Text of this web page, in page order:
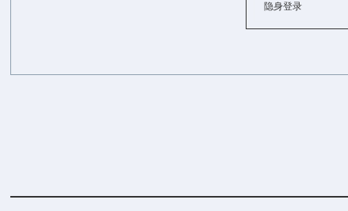
隐身登录